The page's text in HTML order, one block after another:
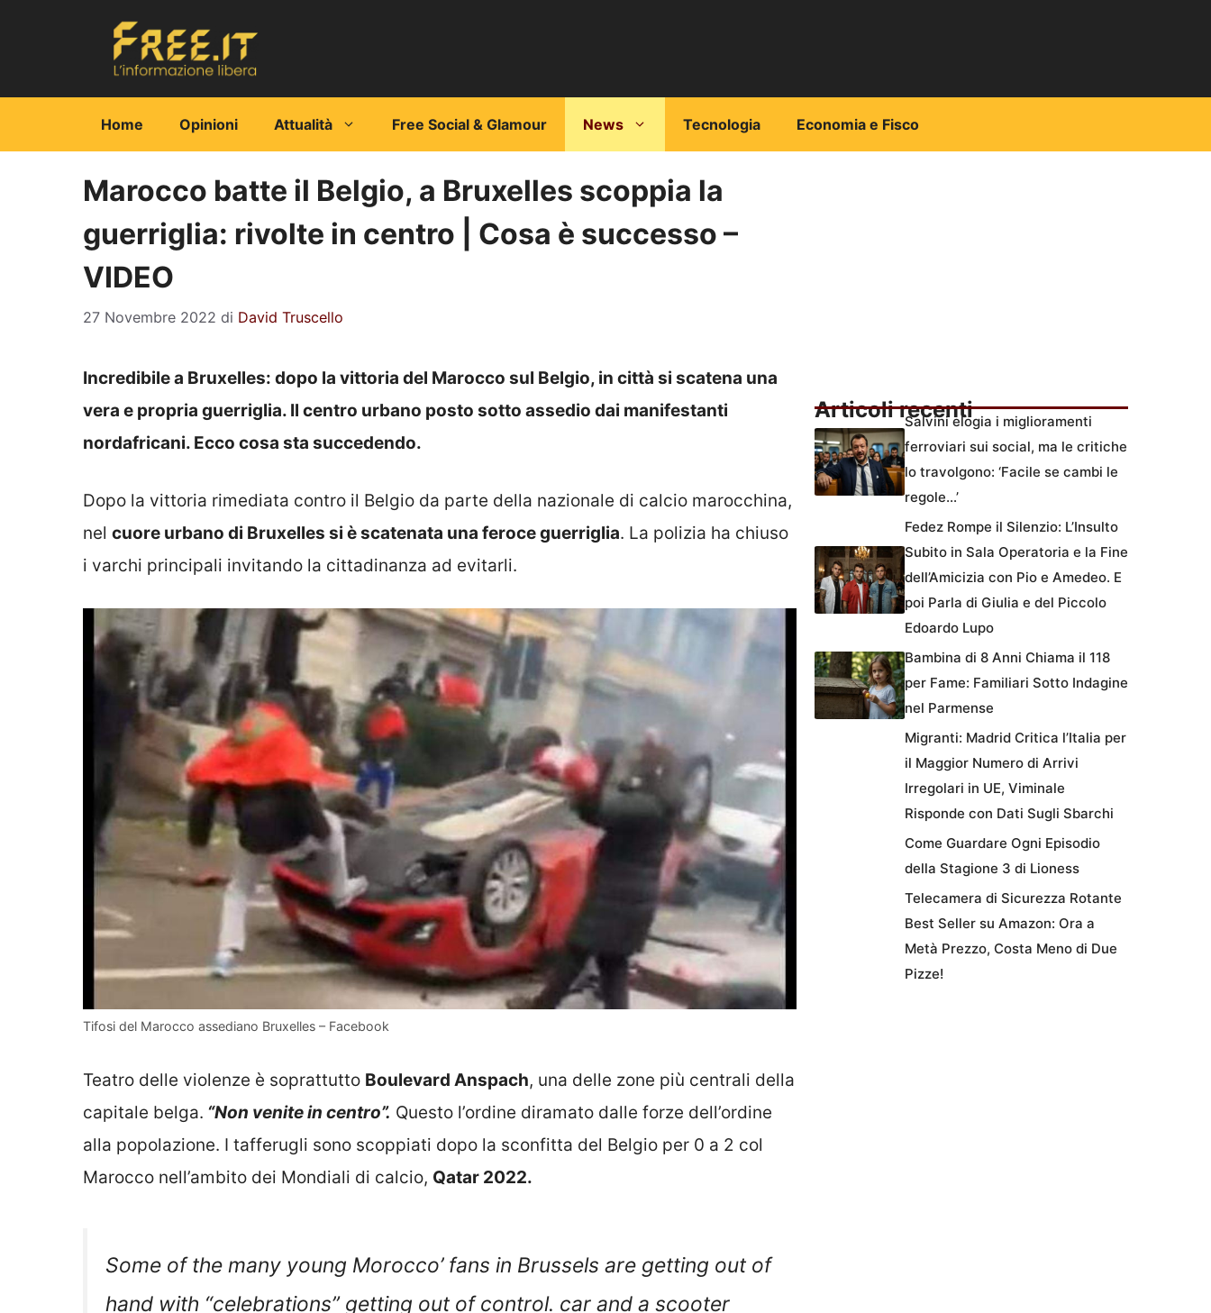
Home Opinioni Attualità Free Social & Glamour News Tecnologia Economia e Fisco
Marocco batte il Belgio, a Bruxelles scoppia la
guerriglia: rivolte in centro | Cosa è successo –
VIDEO
27 Novembre 2022 di David Truscello
Incredibile a Bruxelles: dopo la vittoria del Marocco sul Belgio, in città si scatena una
vera e propria guerriglia. Il centro urbano posto sotto assedio dai manifestanti
nordafricani. Ecco cosa sta succedendo.
Dopo la vittoria rimediata contro il Belgio da parte della nazionale di calcio marocchina,
nel cuore urbano di Bruxelles si è scatenata una feroce guerriglia. La polizia ha chiuso
i varchi principali invitando la cittadinanza ad evitarli.
Tifosi del Marocco assediano Bruxelles – Facebook
Teatro delle violenze è soprattutto Boulevard Anspach, una delle zone più centrali della
capitale belga. “Non venite in centro”. Questo l’ordine diramato dalle forze dell’ordine
alla popolazione. I tafferugli sono scoppiati dopo la sconfitta del Belgio per 0 a 2 col
Marocco nell’ambito dei Mondiali di calcio, Qatar 2022.
Some of the many young Morocco’ fans in Brussels are getting out of
hand with “celebrations” getting out of control. car and a scooter
Articoli recentiSalvini elogia i miglioramenti
ferroviari sui social, ma le critiche
lo travolgono: ‘Facile se cambi le
regole…’
Fedez Rompe il Silenzio: L’Insulto
Subito in Sala Operatoria e la Fine
dell’Amicizia con Pio e Amedeo. E
poi Parla di Giulia e del Piccolo
Edoardo Lupo
Bambina di 8 Anni Chiama il 118
per Fame: Familiari Sotto Indagine
nel Parmense
Migranti: Madrid Critica l’Italia per
il Maggior Numero di Arrivi
Irregolari in UE, Viminale
Risponde con Dati Sugli Sbarchi
Come Guardare Ogni Episodio
della Stagione 3 di Lioness
Telecamera di Sicurezza Rotante
Best Seller su Amazon: Ora a
Metà Prezzo, Costa Meno di Due
Pizze!